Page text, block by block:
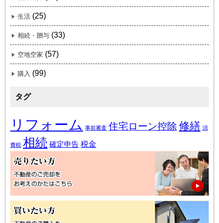
生活 (25)
相続・贈与 (33)
空地空家 (57)
購入 (99)
タグ
リフォーム 事前審査 住宅ローン控除 修繕 消
費税 相続 確定申告 税金